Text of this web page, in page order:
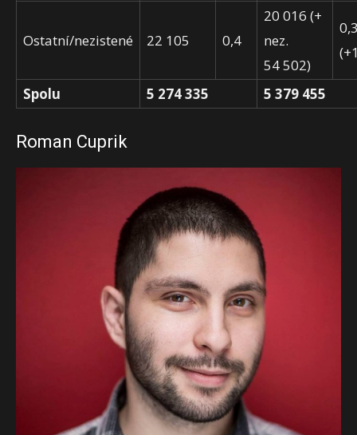
Ostatní/nezistené 22 105 0,4
20 016 (+
nez.
54 502)
Spolu 5 274 335 5 379 455
Roman Cuprik